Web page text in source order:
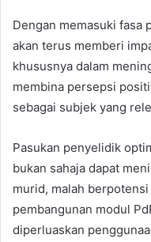
Dengan memasuki fasa
akan terus memberi
khususnya dalam
membina persepsi
sebagai subjek yang
Pasukan penyelidik
bukan sahaja dapat
murid, malah
pembangunan modul
diperluaskan